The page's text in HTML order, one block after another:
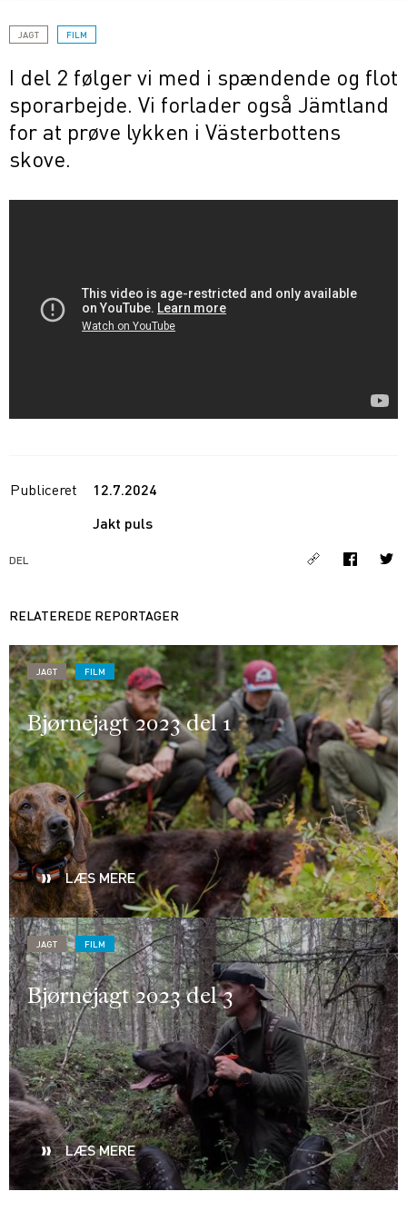
JAGT FILM
I del 2 følger vi med i spændende og flot
sporarbejde. Vi forlader også Jämtland
for at prøve lykken i Västerbottens
skove.
Publiceret
12.7.2024
Jakt puls
DEL
RELATEREDE REPORTAGER
JAGT FILM
Bjørnejagt 2023 del 1
LÆS MERE
JAGT FILM
Bjørnejagt 2023 del 3
LÆS MERE